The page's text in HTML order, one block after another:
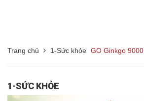
Trang chủ 1-Sức khỏe GO Ginkgo 9000
1-SỨC KHỎE